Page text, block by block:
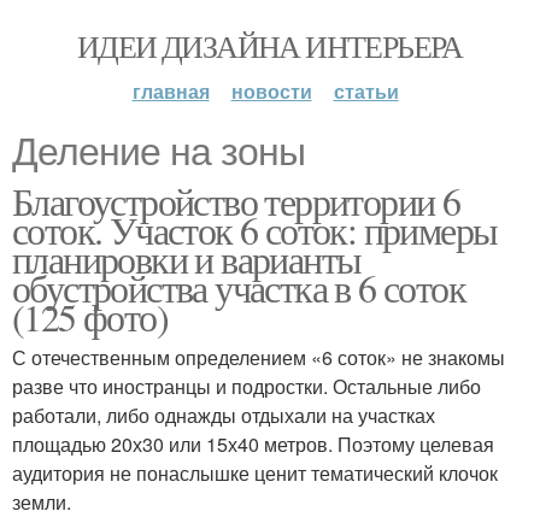
ИДЕИ ДИЗАЙНА ИНТЕРЬЕРА
главная новости статьи
Деление на зоны
Благоустройство территории 6
соток. Участок 6 соток: примеры
планировки и варианты
обустройства участка в 6 соток
(125 фото)
С отечественным определением «6 соток» не знакомы
разве что иностранцы и подростки. Остальные либо
работали, либо однажды отдыхали на участках
площадью 20х30 или 15х40 метров. Поэтому целевая
аудитория не понаслышке ценит тематический клочок
земли.